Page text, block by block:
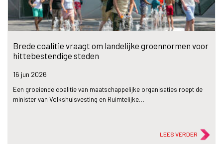
Brede coalitie vraagt om landelijke groennormen voor
hittebestendige steden
16 jun 2026
Een groeiende coalitie van maatschappelijke organisaties roept de
minister van Volkshuisvesting en Ruimtelijke…
LEES VERDER